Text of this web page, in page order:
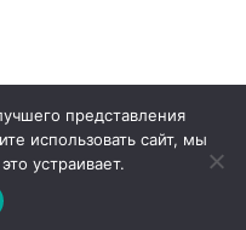
представления
использовать сайт, мы
устраивает.